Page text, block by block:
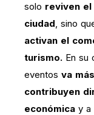
solo reviven
ciudad, sino
activan el
turismo. En su
eventos va
contribuyen
económica y a